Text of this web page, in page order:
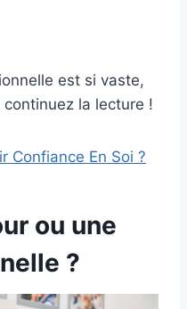
est si vaste,
la lecture !
Confiance En Soi ?
ou une
?